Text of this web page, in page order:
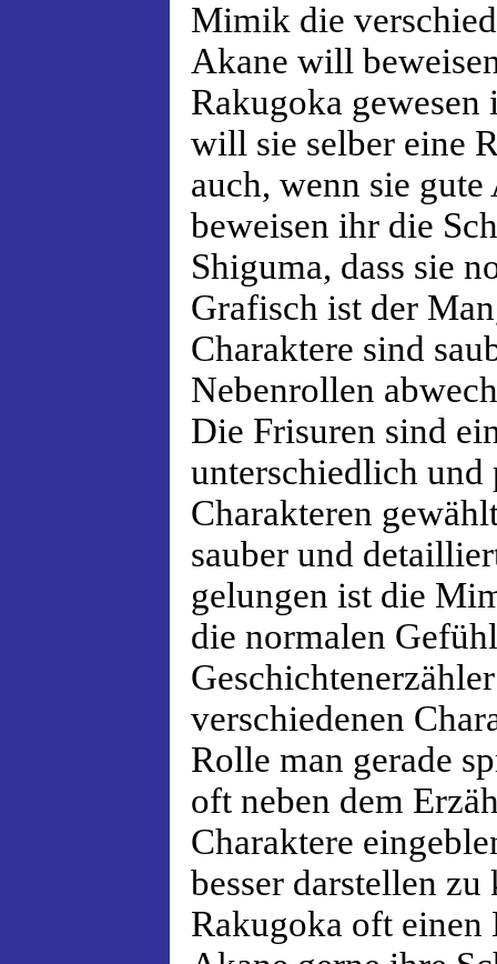
Mimik die
Akane will
Rakugoka gewesen
will sie selber eine
auch, wenn sie
beweisen ihr die
Shiguma, dass sie
Grafisch ist der
Charaktere sind
Nebenrollen
Die Frisuren sind
unterschiedlich und
Charakteren
sauber und
gelungen ist die
die normalen
verschiedenen
Rolle man gerade
oft neben dem
Charaktere
besser darstellen
Rakugoka oft